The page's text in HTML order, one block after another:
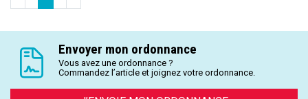
Envoyer mon ordonnance
Vous avez une ordonnance ?
Commandez l’article et joignez votre ordonnance.